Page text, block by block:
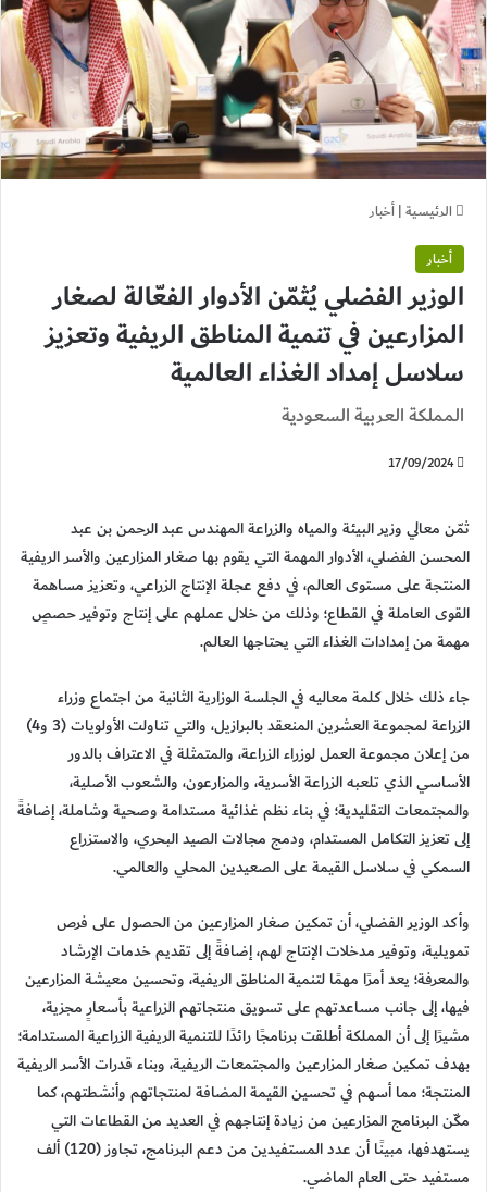
الرئيسية|أخبار
أخبار
الوزير الفضلي يُثمّن الأدوار الفعّالة لصغار
المزارعين في تنمية المناطق الريفية وتعزيز
سلاسل إمداد الغذاء العالمية
المملكة العربية السعودية
17/09/2024
ثمّن معالي وزير البيئة والمياه والزراعة المهندس عبد الرحمن بن عبد
المحسن الفضلي، الأدوار المهمة التي يقوم بها صغار المزارعين والأسر الريفية
المنتجة على مستوى العالم، في دفع عجلة الإنتاج الزراعي، وتعزيز مساهمة
القوى العاملة في القطاع؛ وذلك من خلال عملهم على إنتاج وتوفير حصصٍ
مهمة من إمدادات الغذاء التي يحتاجها العالم.
جاء ذلك خلال كلمة معاليه في الجلسة الوزارية الثانية من اجتماع وزراء
الزراعة لمجموعة العشرين المنعقد بالبرازيل، والتي تناولت الأولويات (3 و4)
من إعلان مجموعة العمل لوزراء الزراعة، والمتمثلة في الاعتراف بالدور
الأساسي الذي تلعبه الزراعة الأسرية، والمزارعون، والشعوب الأصلية،
والمجتمعات التقليدية؛ في بناء نظم غذائية مستدامة وصحية وشاملة، إضافةً
إلى تعزيز التكامل المستدام، ودمج مجالات الصيد البحري، والاستزراع
السمكي في سلاسل القيمة على الصعيدين المحلي والعالمي.
وأكد الوزير الفضلي، أن تمكين صغار المزارعين من الحصول على فرص
تمويلية، وتوفير مدخلات الإنتاج لهم، إضافةً إلى تقديم خدمات الإرشاد
والمعرفة؛ يعد أمرًا مهمًا لتنمية المناطق الريفية، وتحسين معيشة المزارعين
فيها، إلى جانب مساعدتهم على تسويق منتجاتهم الزراعية بأسعارٍ مجزية،
مشيرًا إلى أن المملكة أطلقت برنامجًا رائدًا للتنمية الريفية الزراعية المستدامة؛
بهدف تمكين صغار المزارعين والمجتمعات الريفية، وبناء قدرات الأسر الريفية
المنتجة؛ مما أسهم في تحسين القيمة المضافة لمنتجاتهم وأنشطتهم، كما
مكّن البرنامج المزارعين من زيادة إنتاجهم في العديد من القطاعات التي
يستهدفها، مبينًا أن عدد المستفيدين من دعم البرنامج، تجاوز (120) ألف
مستفيد حتى العام الماضي.